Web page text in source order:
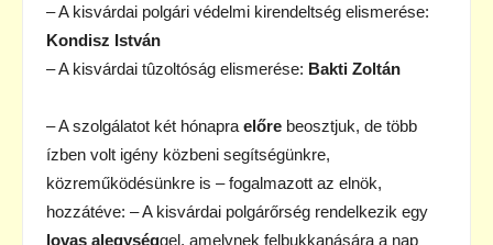
– A kisvárdai polgári védelmi kirendeltség elismerése:
Kondisz István
– A kisvárdai tûzoltóság elismerése: Bakti Zoltán
– A szolgálatot két hónapra előre beosztjuk, de több
ízben volt igény közbeni segítségünkre,
közreműködésünkre is – fogalmazott az elnök,
hozzátéve: – A kisvárdai polgárőrség rendelkezik egy
lovas alegységgel, amelynek felbukkanására a nap